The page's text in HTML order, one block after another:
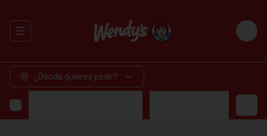
Abrir menu de navegación Login
¿Dónde quieres pedir?